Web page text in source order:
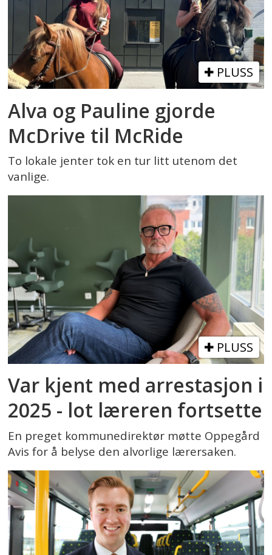
PLUSS
Alva og Pauline gjorde
McDrive til McRide
To lokale jenter tok en tur litt utenom det
vanlige.
PLUSS
Var kjent med arrestasjon i
2025 - lot læreren fortsette
En preget kommunedirektør møtte Oppegård
Avis for å belyse den alvorlige lærersaken.